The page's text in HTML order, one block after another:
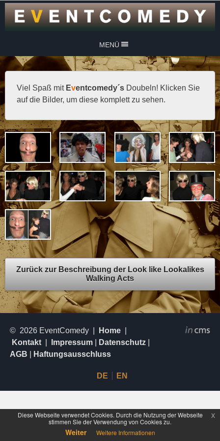
MENÜ
Viel Spaß mit Eventcomedy´sDoubeln! Klicken Sie
auf die Bilder, um diese komplett zu sehen.
Zurück zur Beschreibung der Look like Lookalikes
Walking Acts
© 2026 EventComedy | Home
Kontakt
Impressum Datenschutz
AGB
Haftungsausschluss
DE EN
Diese Webseite verwendet Cookies. Durch die Nutzung der Webseite
stimmen Sie der Verwendung von Cookies zu.
Weiter Weitere Informationen
x